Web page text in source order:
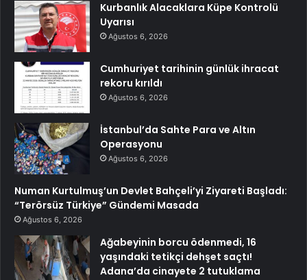
Kurbanlık Alacaklara Küpe Kontrolü
Uyarısı
Ağustos 6, 2026
Cumhuriyet tarihinin günlük ihracat
rekoru kırıldı
Ağustos 6, 2026
İstanbul’da Sahte Para ve Altın
Operasyonu
Ağustos 6, 2026
Numan Kurtulmuş’un Devlet Bahçeli’yi Ziyareti Başladı:
“Terörsüz Türkiye” Gündemi Masada
Ağustos 6, 2026
Ağabeyinin borcu ödenmedi, 16
yaşındaki tetikçi dehşet saçtı!
Adana’da cinayete 2 tutuklama